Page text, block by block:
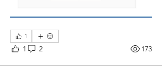
1
1 2 173